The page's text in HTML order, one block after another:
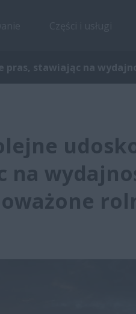
stawiając na
na